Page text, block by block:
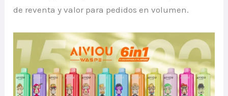
de reventa y valor para pedidos en volumen.